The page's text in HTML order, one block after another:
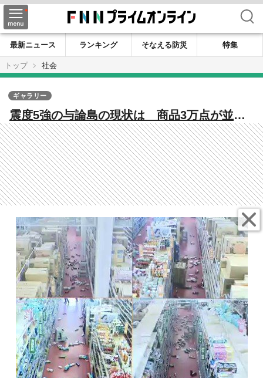
検索
最新ニュース ランキング そなえる防災
特集
トップ
社会
震度5強の与論島の現状は 商品3万点が並ぶ
スーパーで被害、与論高校15か所以上にひ
び・体育館は避難所停止
ギャラリー